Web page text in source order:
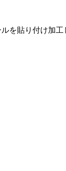
を貼り付け加